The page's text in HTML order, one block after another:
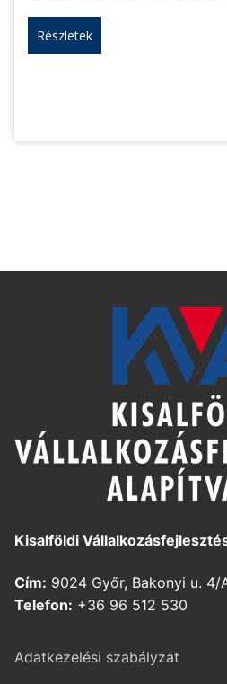
Részletek
Kisalföldi
Cím: 9024 Győr, Bakonyi u. 4/
Telefon: +36 96 512 530
Adatkezelési szabályzat